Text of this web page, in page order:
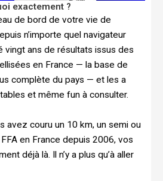
exactement ?
de bord de votre vie de
n’importe quel navigateur
vingt ans de résultats issus des
en France — la base de
complète du pays — et les a
et même fun à consulter.
avez couru un 10 km, un semi ou
en France depuis 2006, vos
déjà là. Il n’y a plus qu’à aller